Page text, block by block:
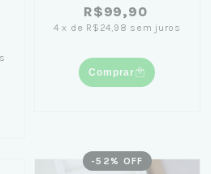
Banhado Ouro 18K
R$99,90
4 x de R$24,98 sem juros
Comprar
-52 % OFF